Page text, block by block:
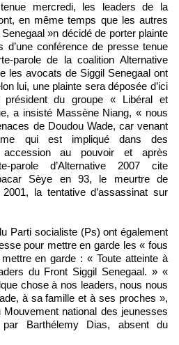
en même temps que les autres
»n décidé de porter plainte
d’une conférence de presse tenue
parole de la coalition Alternative
les avocats de Siggil Senegaal ont
lui, une plainte sera déposée d’ici
du groupe « Libéral et
a insisté Massène Niang, « nous
de Doudou Wade, car venant
qui est impliqué dans des
au pouvoir et après
parole d’Alternative 2007 cite
Sèye en 93, le meurtre de
la tentative d’assassinat sur
Parti socialiste (Ps) ont également
pour mettre en garde les « fous
en garde : « Toute atteinte à
du Front Siggil Senegaal. » «
chose à nos leaders, nous nous
à sa famille et à ses proches »,
national des jeunesses
Barthélemy Dias, absent du